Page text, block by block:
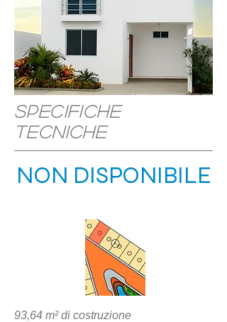
Specifiche
tecniche
NON DISPONIBILE
93,64 m² di costruzione